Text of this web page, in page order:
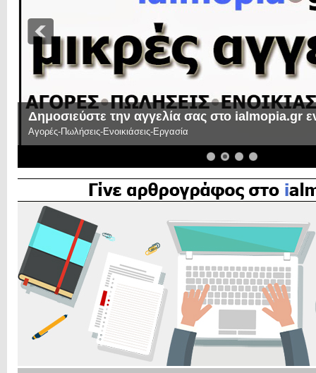
Δημοσιεύστε την αγγελία σας στο ialmopia.gr
Αγορές-Πωλήσεις-Ενοικιάσεις-Εργασία